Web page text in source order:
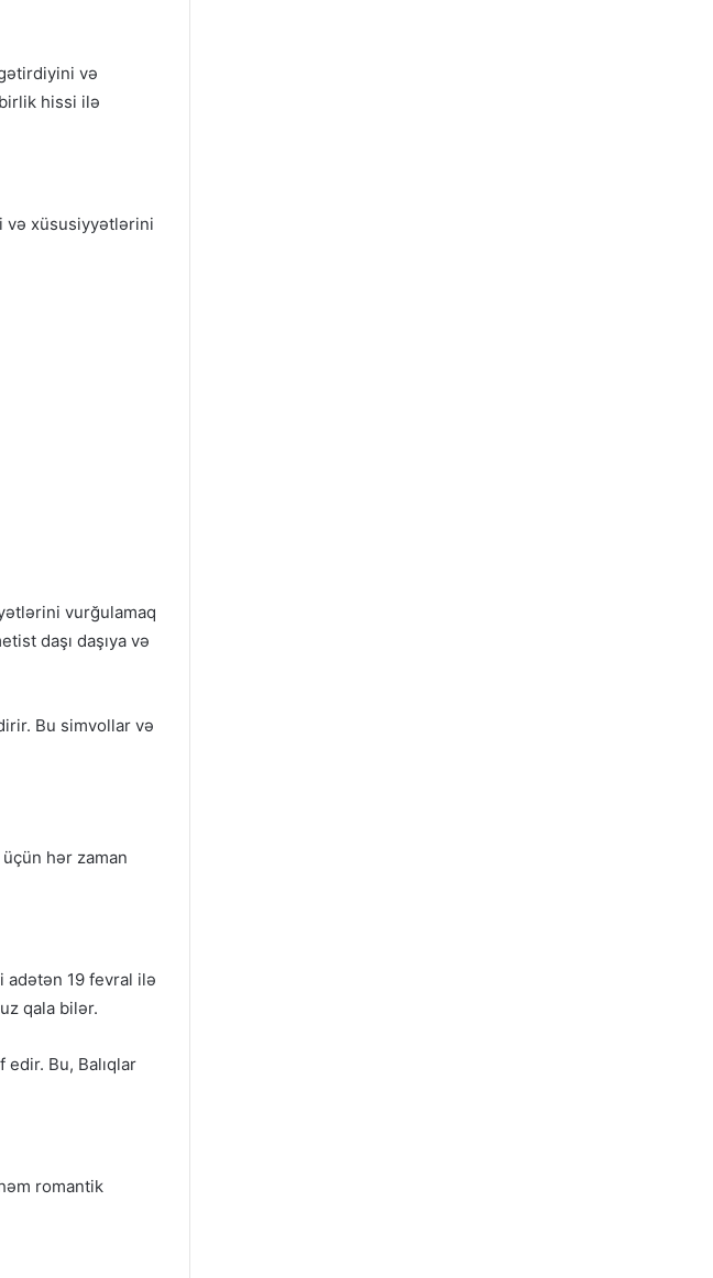
və
hissi ilə
və xüsusiyyətlərini
vurğulamaq
daşı daşıya və
Bu simvollar və
hər zaman
adətən 19 fevral ilə
qala bilər.
edir. Bu, Balıqlar
romantik